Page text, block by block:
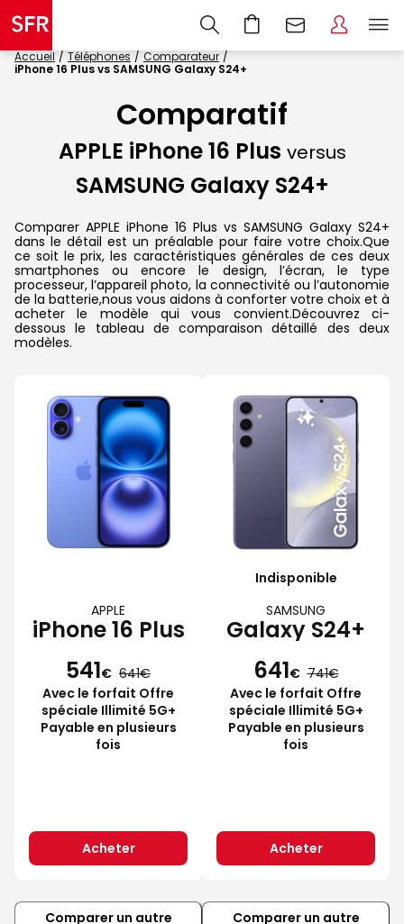
Accueil Téléphones
Comparateur
iPhone 16 Plus vs SAMSUNG Galaxy S24+
Comparatif
APPLE iPhone 16 Plus versus
SAMSUNG Galaxy S24+
Comparer APPLE iPhone 16 Plus vs SAMSUNG Galaxy S24+
dans le détail est un préalable pour faire votre choix.Que
ce soit le prix, les caractéristiques générales de ces deux
smartphones ou encore le design, l’écran, le type
processeur, l’appareil photo, la connectivité ou l’autonomie
de la batterie,nous vous aidons à conforter votre choix et à
acheter le modèle qui vous convient.Découvrez ci-
dessous le tableau de comparaison détaillé des deux
modèles.
APPLE
iPhone 16 Plus
541€ 641
Avec le forfait Offre
spéciale Illimité 5G+
Payable en plusieurs
fois
Acheter
Indisponible
SAMSUNG
Galaxy S24+
641€ 741
Avec le forfait Offre
spéciale Illimité 5G+
Payable en plusieurs
fois
Acheter
Comparer un autre
Comparer un autre